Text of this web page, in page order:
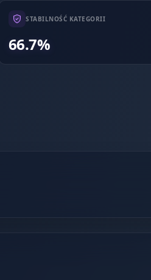
STABILNOŚĆ KATEGORII
66.7%